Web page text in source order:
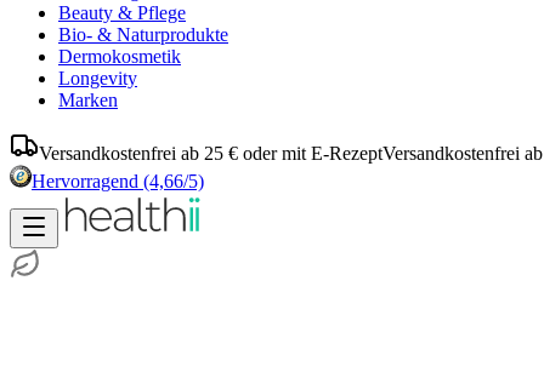
Beauty & Pflege
Bio- & Naturprodukte
Dermokosmetik
Longevity
Marken
Versandkostenfrei ab 25 € oder mit E-RezeptVersandkostenfrei
Hervorragend (4,66/5)